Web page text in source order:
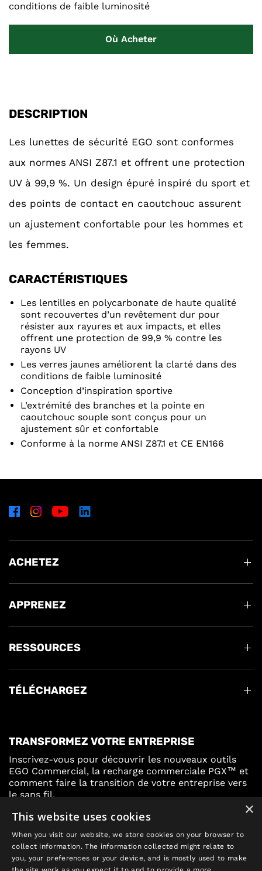
conditions de faible luminosité
Où Acheter
DESCRIPTION
Les lunettes de sécurité EGO sont conformes
aux normes ANSI Z87.1 et offrent une protection
UV à 99,9 %. Un design épuré inspiré du sport et
des points de contact en caoutchouc assurent
un ajustement confortable pour les hommes et
les femmes.
CARACTÉRISTIQUES
Les lentilles en polycarbonate de haute qualité
sont recouvertes d’un revêtement dur pour
résister aux rayures et aux impacts, et elles
offrent une protection de 99,9 % contre les
rayons UV
Les verres jaunes améliorent la clarté dans des
conditions de faible luminosité
Conception d’inspiration sportive
L’extrémité des branches et la pointe en
caoutchouc souple sont conçus pour un
ajustement sûr et confortable
Conforme à la norme ANSI Z87.1 et CE EN166
ACHETEZ
APPRENEZ
RESSOURCES
TÉLÉCHARGEZ
TRANSFORMEZ VOTRE ENTREPRISE
Inscrivez-vous pour découvrir les nouveaux outils
EGO Commercial, la recharge commerciale PGX™ et
comment faire la transition de votre entreprise vers
le sans fil.
×
This website uses cookies
When you visit our website, we store cookies on your browser to
collect information. The information collected might relate to
you, your preferences or your device, and is mostly used to make